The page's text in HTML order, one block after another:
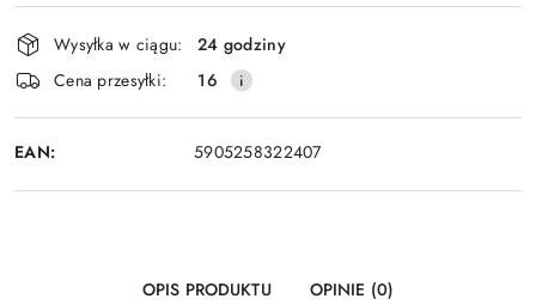
Wyślij
Dostępność
i
dostawa
Wysyłka w ciągu:
24 godziny
Cena przesyłki:
16
EAN: 5905258322407
OPIS PRODUKTU OPINIE (0)